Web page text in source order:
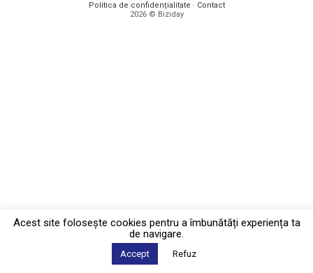
Politica de confidențialitate · Contact
2026 © Biziday
Acest site foloseşte cookies pentru a îmbunătăți experiența ta
de navigare.
Accept Refuz